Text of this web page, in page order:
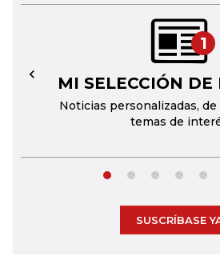
1
MI SELECCIÓN DE
Noticias personalizadas, de
temas de
←
SUSCRÍBASE